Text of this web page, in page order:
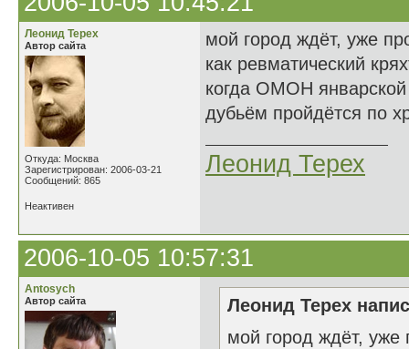
Леонид Терех
Автор сайта
Откуда: Москва
Зарегистрирован: 2006-03-21
Сообщений: 865
мой город ждёт, уже
как ревматический
когда ОМОН январской
дубьём пройдётся по
Леонид Терех
Неактивен
2006-10-05 10:57:31
Antosych
Автор сайта
Леонид Терех
мой город ждёт, уже